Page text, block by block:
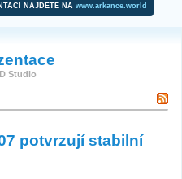
NAJDETE NA www.arkance.world
Studio
potvrzují stabilní